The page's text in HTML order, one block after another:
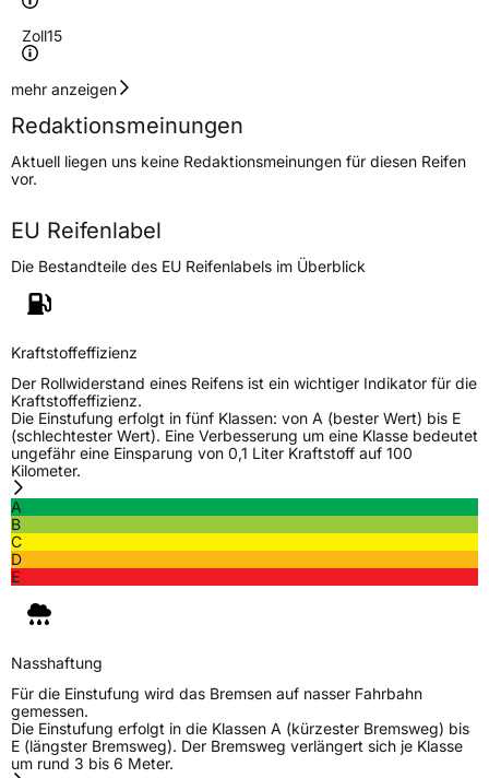
Zoll15
Geschwindigkeitsindex
Höchstgeschwindigkeit
210 km/h
Lastindex88
Höchstlast560 kg
Generelle Merkmale
Fahrzeugtyp
VerwendungGanzjahresreifen
ModellnameI Green All Season
FahrzeugartPKW & SUV
Weitere Eigenschaften
SchlauchtypTL
ZustandNeureifen
M+S
VerstärktXL
EU Label
EffizienzC
mehr anzeigen
Redaktionsmeinungen
Aktuell liegen uns keine Redaktionsmeinungen für diesen Reifen
vor.
EU Reifenlabel
Die Bestandteile des EU Reifenlabels im Überblick
Kraftstoffeffizienz
Der Rollwiderstand eines Reifens ist ein wichtiger Indikator für die
Kraftstoffeffizienz.
Die Einstufung erfolgt in fünf Klassen: von A (bester Wert) bis E
(schlechtester Wert). Eine Verbesserung um eine Klasse bedeutet
ungefähr eine Einsparung von 0,1 Liter Kraftstoff auf 100
Kilometer.
A
B
C
D
E
Nasshaftung
Für die Einstufung wird das Bremsen auf nasser Fahrbahn
gemessen.
Die Einstufung erfolgt in die Klassen A (kürzester Bremsweg) bis
E (längster Bremsweg). Der Bremsweg verlängert sich je Klasse
um rund 3 bis 6 Meter.